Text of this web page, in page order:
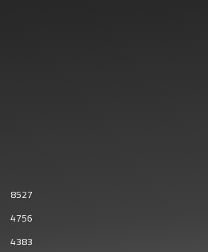
8527
4756
4383